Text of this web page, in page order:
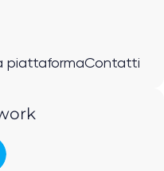
piattaformaContatti